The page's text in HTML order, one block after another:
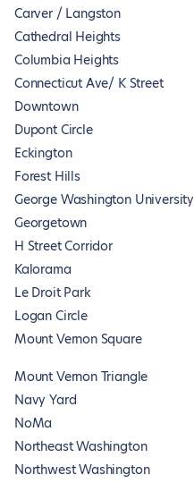
Carver / Langston
Cathedral Heights
Columbia Heights
Connecticut Ave/ K Street
Downtown
Dupont Circle
Eckington
Forest Hills
George Washington University
Georgetown
H Street Corridor
Kalorama
Le Droit Park
Logan Circle
Mount Vernon Square
Mount Vernon Triangle
Navy Yard
NoMa
Northeast Washington
Northwest Washington